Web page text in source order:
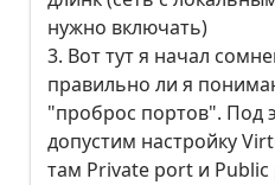
нужно включать)
3. Вот тут я начал
правильно ли я
"проброс портов". Под
допустим настройку
там Private port и